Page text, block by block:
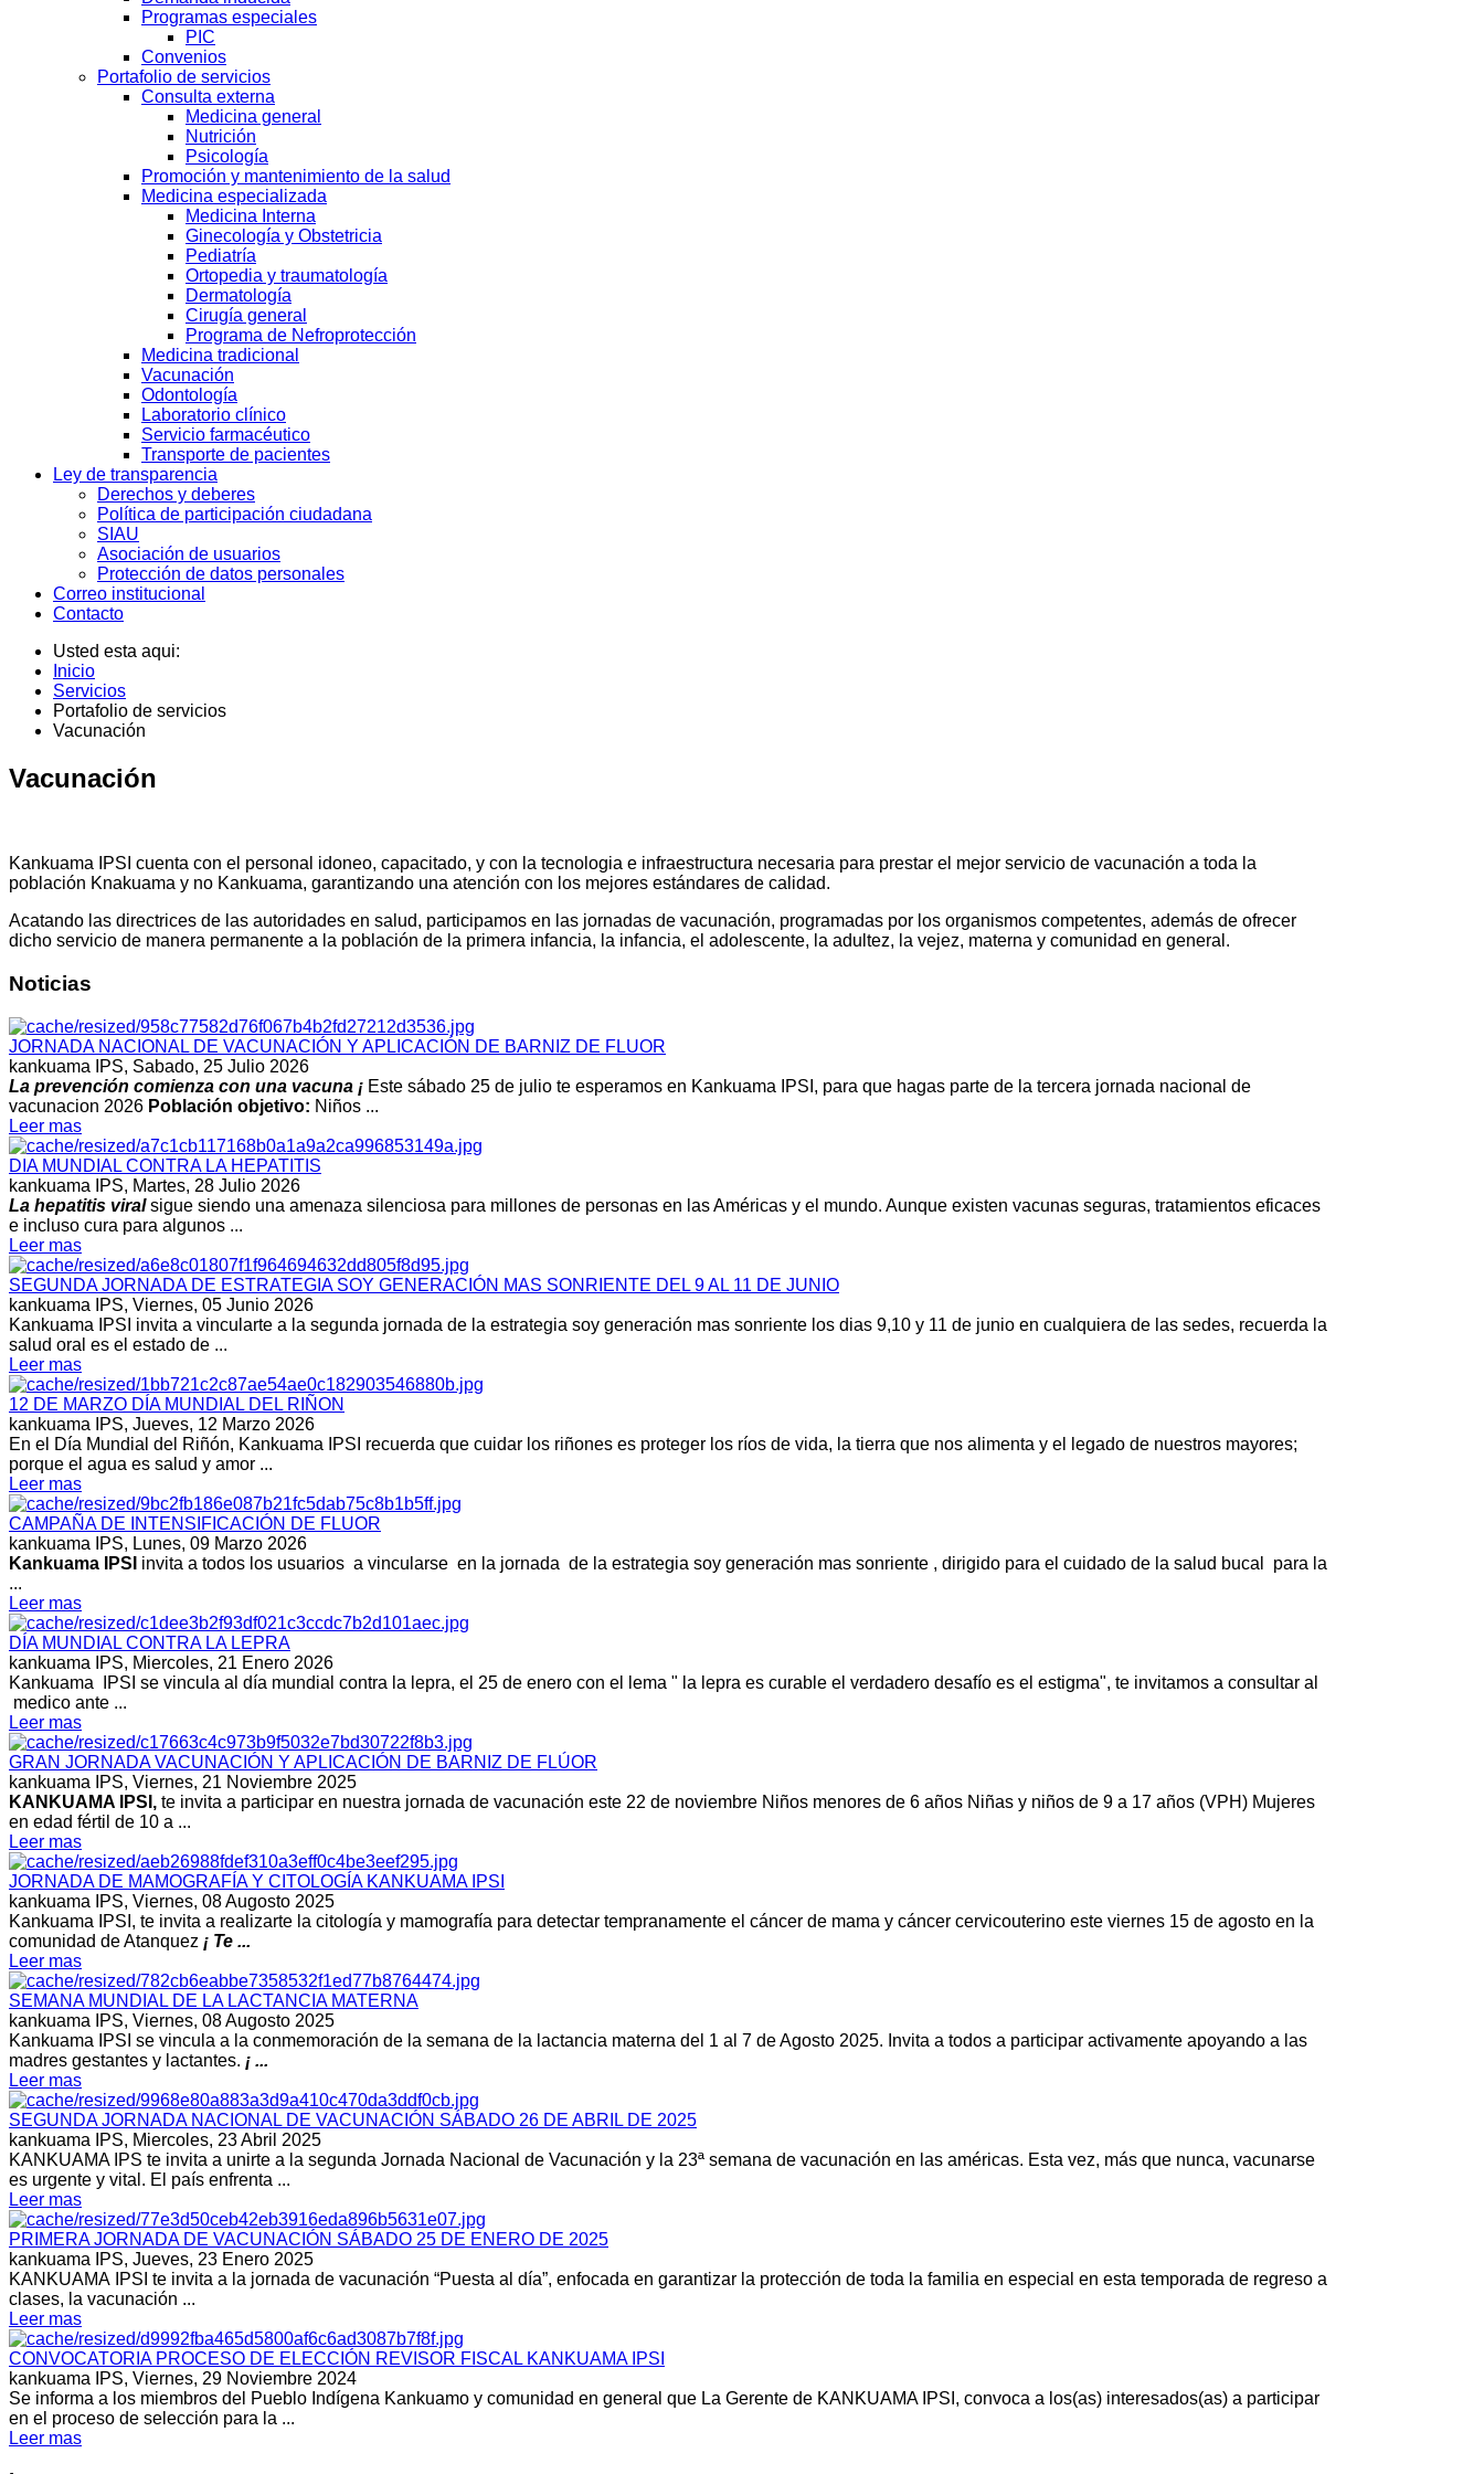
Programas especiales
PIC
Convenios
Portafolio de servicios
Consulta externa
Medicina general
Nutrición
Psicología
Promoción y mantenimiento de la salud
Medicina especializada
Medicina Interna
Ginecología y Obstetricia
Pediatría
Ortopedia y traumatología
Dermatología
Cirugía general
Programa de Nefroprotección
Medicina tradicional
Vacunación
Odontología
Laboratorio clínico
Servicio farmacéutico
Transporte de pacientes
Ley de transparencia
Derechos y deberes
Política de participación ciudadana
SIAU
Asociación de usuarios
Protección de datos personales
Correo institucional
Contacto
Usted esta aqui:
Inicio
Servicios
Portafolio de servicios
Vacunación
Vacunación
Kankuama IPSI cuenta con el personal idoneo, capacitado, y con la tecnologia e infraestructura necesaria para prestar el mejor servicio de vacunación a toda la
población Knakuama y no Kankuama, garantizando una atención con los mejores estándares de calidad.
Acatando las directrices de las autoridades en salud, participamos en las jornadas de vacunación, programadas por los organismos competentes, además de ofrecer
dicho servicio de manera permanente a la población de la primera infancia, la infancia, el adolescente, la adultez, la vejez, materna y comunidad en general.
Noticias
JORNADA NACIONAL DE VACUNACIÓN Y APLICACIÓN DE BARNIZ DE FLUOR
kankuama IPS, Sabado, 25 Julio 2026
La prevención comienza con una vacuna ¡ Este sábado 25 de julio te esperamos en Kankuama IPSI, para que hagas parte de la tercera jornada nacional de
vacunacion 2026 Población objetivo: Niños ...
Leer mas
DIA MUNDIAL CONTRA LA HEPATITIS
kankuama IPS, Martes, 28 Julio 2026
La hepatitis viralsigue siendo una amenaza silenciosa para millones de personas en las Américas y el mundo. Aunque existen vacunas seguras, tratamientos eficaces
e incluso cura para algunos ...
Leer mas
SEGUNDA JORNADA DE ESTRATEGIA SOY GENERACIÓN MAS SONRIENTE DEL 9 AL 11 DE JUNIO
kankuama IPS, Viernes, 05 Junio 2026
Kankuama IPSI invita a vincularte a la segunda jornada de la estrategia soy generación mas sonriente los dias 9,10 y 11 de junio en cualquiera de las sedes, recuerda la
salud oral es el estado de ...
Leer mas
12 DE MARZO DÍA MUNDIAL DEL RIÑON
kankuama IPS, Jueves, 12 Marzo 2026
En el Día Mundial del Riñón, Kankuama IPSI recuerda que cuidar los riñones es proteger los ríos de vida, la tierra que nos alimenta y el legado de nuestros mayores;
porque el agua es salud y amor ...
Leer mas
CAMPAÑA DE INTENSIFICACIÓN DE FLUOR
kankuama IPS, Lunes, 09 Marzo 2026
Kankuama IPSI invita a todos los usuarios a vincularse en la jornada de la estrategia soy generación mas sonriente , dirigido para el cuidado de la salud bucal para la
...
Leer mas
DÍA MUNDIAL CONTRA LA LEPRA
kankuama IPS, Miercoles, 21 Enero 2026
Kankuama IPSI se vincula al día mundial contra la lepra, el 25 de enero con el lema " la lepra es curable el verdadero desafío es el estigma", te invitamos a consultar al
medico ante ...
Leer mas
GRAN JORNADA VACUNACIÓN Y APLICACIÓN DE BARNIZ DE FLÚOR
kankuama IPS, Viernes, 21 Noviembre 2025
KANKUAMA IPSI, te invita a participar en nuestra jornada de vacunación este 22 de noviembre Niños menores de 6 años Niñas y niños de 9 a 17 años (VPH) Mujeres
en edad fértil de 10 a ...
Leer mas
JORNADA DE MAMOGRAFÍA Y CITOLOGÍA KANKUAMA IPSI
kankuama IPS, Viernes, 08 Augosto 2025
Kankuama IPSI, te invita a realizarte la citología y mamografía para detectar tempranamente el cáncer de mama y cáncer cervicouterino este viernes 15 de agosto en la
comunidad de Atanquez ¡ Te ...
Leer mas
SEMANA MUNDIAL DE LA LACTANCIA MATERNA
kankuama IPS, Viernes, 08 Augosto 2025
Kankuama IPSI se vincula a la conmemoración de la semana de la lactancia materna del 1 al 7 de Agosto 2025. Invita a todos a participar activamente apoyando a las
madres gestantes y lactantes. ¡ ...
Leer mas
SEGUNDA JORNADA NACIONAL DE VACUNACIÓN SÁBADO 26 DE ABRIL DE 2025
kankuama IPS, Miercoles, 23 Abril 2025
KANKUAMA IPS te invita a unirte a la segunda Jornada Nacional de Vacunación y la 23ª semana de vacunación en las américas. Esta vez, más que nunca, vacunarse
es urgente y vital. El país enfrenta ...
Leer mas
PRIMERA JORNADA DE VACUNACIÓN SÁBADO 25 DE ENERO DE 2025
kankuama IPS, Jueves, 23 Enero 2025
KANKUAMA IPSI te invita a la jornada de vacunación “Puesta al día”, enfocada en garantizar la protección de toda la familia en especial en esta temporada de regreso a
clases, la vacunación ...
Leer mas
CONVOCATORIA PROCESO DE ELECCIÓN REVISOR FISCAL KANKUAMA IPSI
kankuama IPS, Viernes, 29 Noviembre 2024
Se informa a los miembros del Pueblo Indígena Kankuamo y comunidad en general que La Gerente de KANKUAMA IPSI, convoca a los(as) interesados(as) a participar
en el proceso de selección para la ...
Leer mas